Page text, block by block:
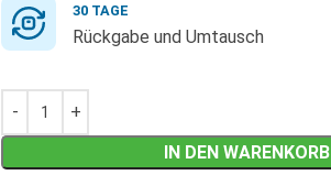
30 TAGE
Rückgabe und Umtausch
IN DEN WARENKORB